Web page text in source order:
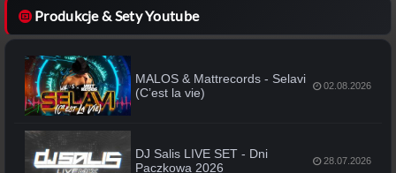
Produkcje & Sety Youtube
MALOS & Mattrecords - Selavi
(C’est la vie)
02.08.2026
DJ Salis LIVE SET - Dni
Paczkowa 2026
28.07.2026